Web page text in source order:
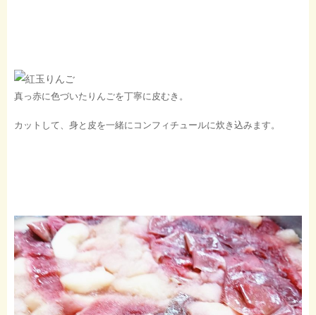
真っ赤に色づいたりんごを丁寧に皮むき。
カットして、身と皮を一緒にコンフィチュールに炊き込みます。